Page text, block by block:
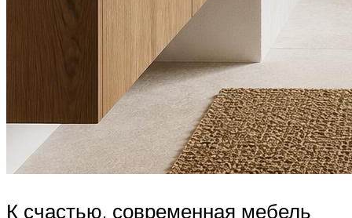
К счастью, современная мебель